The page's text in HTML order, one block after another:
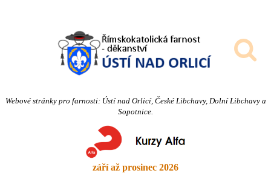
Webové stránky pro farnosti: Ústí nad Orlicí, České Libchavy, Dolní Libchavy a
Sopotnice.
září až prosinec 2026